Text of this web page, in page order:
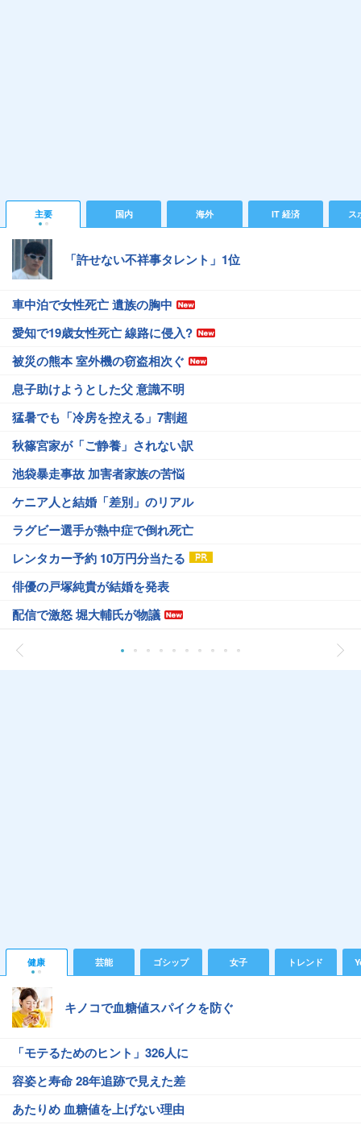
主要 国内 海外 IT 経済 ス
「許せない不祥事タレント」1位
車中泊で女性死亡 遺族の胸中
愛知で19歳女性死亡 線路に侵入?
被災の熊本 室外機の窃盗相次ぐ
息子助けようとした父 意識不明
猛暑でも「冷房を控える」7割超
秋篠宮家が「ご静養」されない訳
池袋暴走事故 加害者家族の苦悩
ケニア人と結婚「差別」のリアル
ラグビー選手が熱中症で倒れ死亡
レンタカー予約 10万円分当たる
俳優の戸塚純貴が結婚を発表
配信で激怒 堀大輔氏が物議
健康 芸能 ゴシップ 女子 トレンド
キノコで血糖値スパイクを防ぐ
「モテるためのヒント」326人に
容姿と寿命 28年追跡で見えた差
あたりめ 血糖値を上げない理由